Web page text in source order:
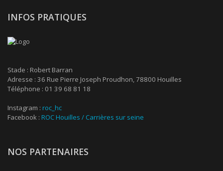
INFOS PRATIQUES
Stade : Robert Barran
Adresse : 36 Rue Pierre Joseph Proudhon, 78800 Houilles
Téléphone : 01 39 68 81 18
Instagram : roc_hc
Facebook : ROC Houilles / Carrières sur seine
NOS PARTENAIRES